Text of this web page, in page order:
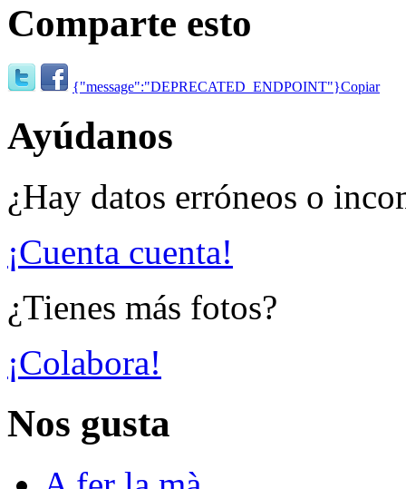
Comparte esto
{"message":"DEPRECATED_ENDPOINT"}Copiar
Ayúdanos
¿Hay datos erróneos o
¡Cuenta cuenta!
¿Tienes más fotos?
¡Colabora!
Nos gusta